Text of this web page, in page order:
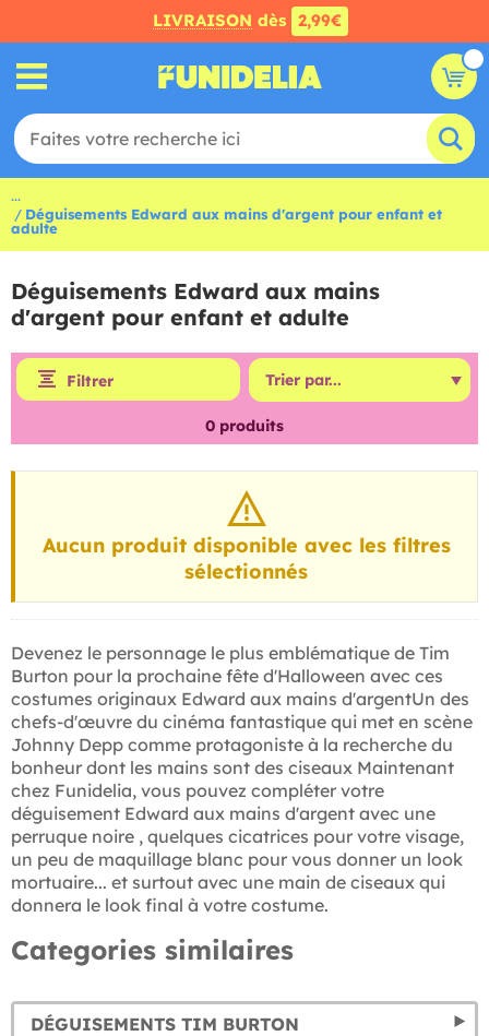
LIVRAISON dès 2,99€
...
Déguisements Edward aux mains d'argent pour enfant et
adulte
Déguisements Edward aux mains
d'argent pour enfant et adulte
Filtrer
0 produits
Aucun produit disponible avec les filtres
sélectionnés
Devenez le personnage le plus emblématique de Tim
Burton pour la prochaine fête d'Halloween avec ces
costumes originaux Edward aux mains d'argentUn des
chefs-d'œuvre du cinéma fantastique qui met en scène
Johnny Depp comme protagoniste à la recherche du
bonheur dont les mains sont des ciseaux Maintenant
chez Funidelia, vous pouvez compléter votre
déguisement Edward aux mains d'argent avec une
perruque noire , quelques cicatrices pour votre visage,
un peu de maquillage blanc pour vous donner un look
mortuaire... et surtout avec une main de ciseaux qui
donnera le look final à votre costume.
Categories similaires
DÉGUISEMENTS TIM BURTON